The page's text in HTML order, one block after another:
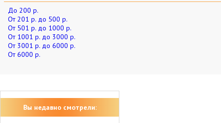
До 200 р.
От 201 р. до 500 р.
От 501 р. до 1000 р.
От 1001 р. до 3000 р.
От 3001 р. до 6000 р.
От 6000 р.
Вы недавно смотрели: